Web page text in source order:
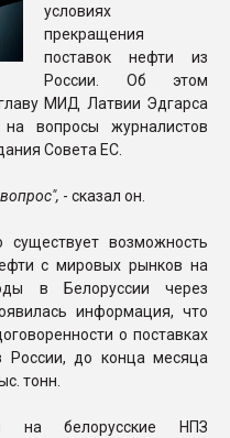
условиях
прекращения
поставок нефти из
России. Об этом
МИД Латвии Эдгарcа
вопросы журналистов
Совета ЕС.
- сказал он.
возможность
с мировых рынков на
в Белоруссии через
информация, что
о поставках
России, до конца месяца
тонн.
на белорусские НПЗ